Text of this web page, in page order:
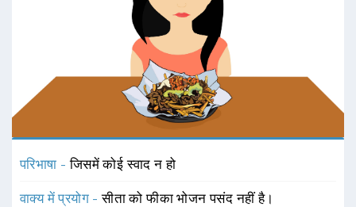
परिभाषा -जिसमें कोई स्वाद न हो
वाक्य में प्रयोग -सीता को फीका भोजन पसंद नहीं है।